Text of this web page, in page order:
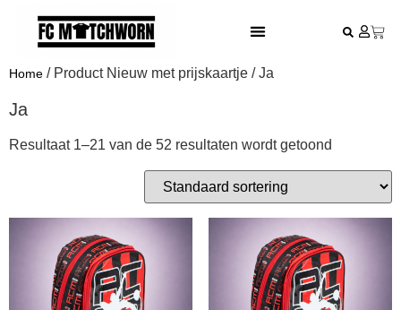
Home / Product Nieuw met prijskaartje / Ja
Ja
Resultaat 1–21 van de 52 resultaten wordt getoond